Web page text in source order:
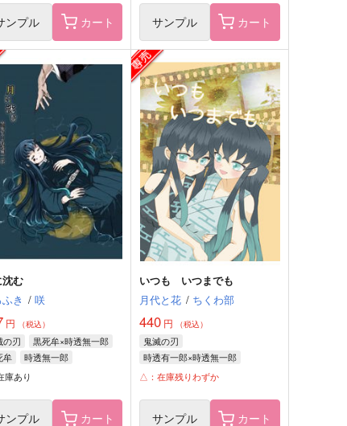
ンプル カート サンプル カート
沈む
き / 咲
円 （税込）
の刃
黒死牟×時透無一郎
牟
時透無一郎
庫あり
ンプル カート
いつも いつまでも
月代と花 / ちくわ部
440 円 （税込）
鬼滅の刃
時透有一郎×時透無一郎
時透有一郎
時透無一郎
△：在庫残りわずか
サンプル カート